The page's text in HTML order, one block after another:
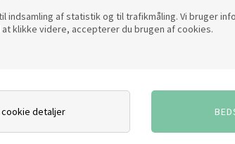
indsamling af statistik og til trafikmåling. Vi bruger
at klikke videre, accepterer du brugen af cookies.
cookie detaljer
Lysestagen Rolf er designet
Lysestagerne er drejet